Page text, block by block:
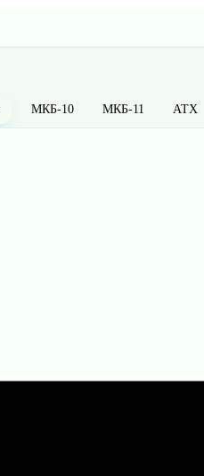
МКБ-10 МКБ-11 АТХ